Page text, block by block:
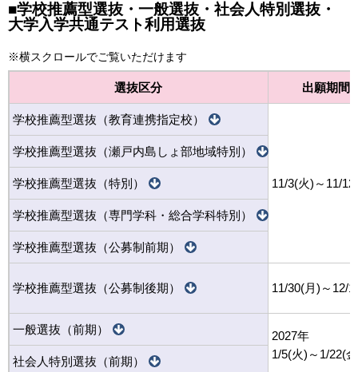
■学校推薦型選抜・一般選抜・社会人特別選抜・
大学入学共通テスト利用選抜
※横スクロールでご覧いただけます
選抜区分 出願期間
学校推薦型選抜（教育連携指定校）
11/3(火)～11/
学校推薦型選抜（瀬戸内島しょ部地域特別）
学校推薦型選抜（特別）
学校推薦型選抜（専門学科・総合学科特別）
学校推薦型選抜（公募制前期）
学校推薦型選抜（公募制後期） 11/30(月)～12/
一般選抜（前期）
2027年
1/5(火)～1/22(
社会人特別選抜（前期）